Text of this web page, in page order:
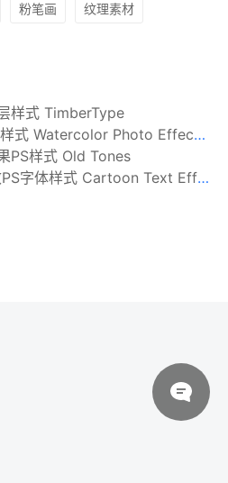
粉笔画 纹理素材
样式 TimberType
式 Watercolor Photo Effect Pro
PS样式 Old Tones
字体样式 Cartoon Text Effects